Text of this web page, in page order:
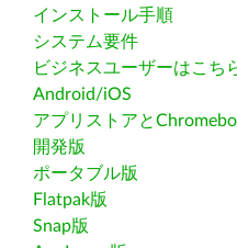
インストール手順
システム要件
ビジネスユーザーはこち
Android/iOS
アプリストアと
開発版
ポータブル版
Flatpak版
Snap版